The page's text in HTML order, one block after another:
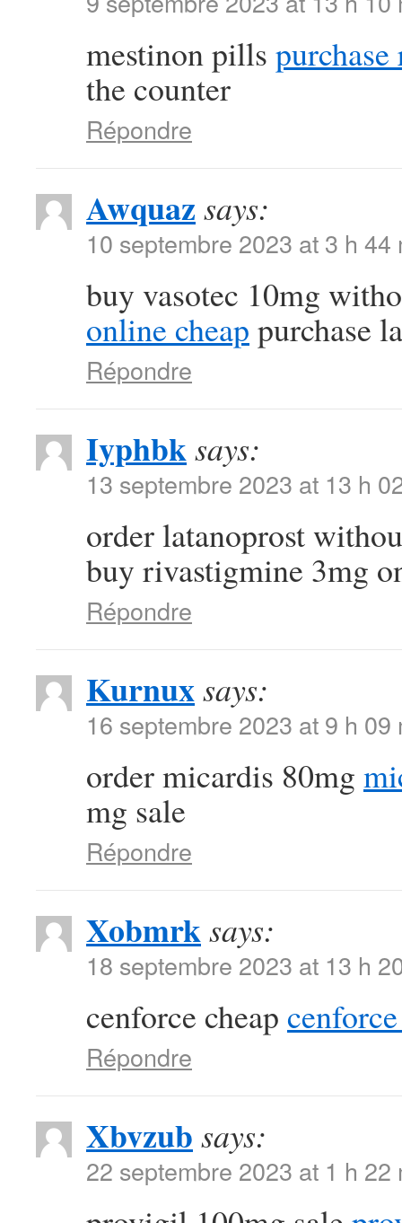
mestinon pills
the counter
Répondre
Awquaz says:
10 septembre 2023 at 3 h 44
buy vasotec 10mg
online cheap purchase
Répondre
Iyphbksays:
13 septembre 2023 at 13 h
order latanoprost
buy rivastigmine 3mg
Répondre
Kurnuxsays:
16 septembre 2023 at 9 h 09
order micardis 80mg
mg sale
Répondre
Xobmrksays:
18 septembre 2023 at 13 h
cenforce cheap
Répondre
Xbvzub says:
22 septembre 2023 at 1 h 22